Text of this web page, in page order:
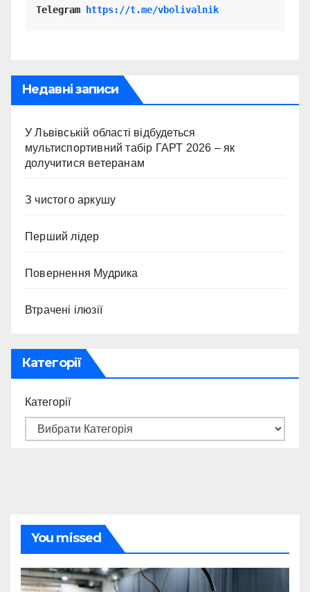
Telegram https://t.me/vbolivalnik
Недавні записи
У Львівській області відбудеться
мультиспортивний табір ГАРТ 2026 – як
долучитися ветеранам
З чистого аркушу
Перший лідер
Повернення Мудрика
Втрачені ілюзії
Категорії
Категорії
You missed